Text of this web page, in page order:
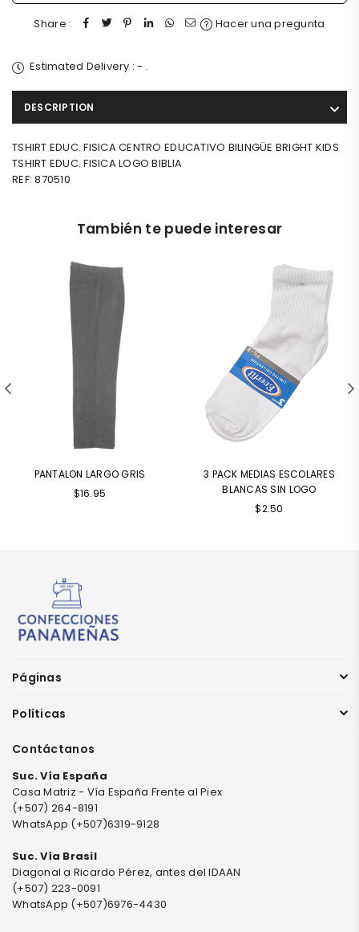
Share : Hacer una pregunta
Estimated Delivery :- .
DESCRIPTION
TSHIRT EDUC. FISICA CENTRO EDUCATIVO BILINGÜE BRIGHT KIDS
TSHIRT EDUC. FISICA LOGO BIBLIA
REF: 870510
También te puede interesar
PANTALON LARGO GRIS
$16.95
3 PACK MEDIAS ESCOLARES
BLANCAS SIN LOGO
Precio
$2.50
Páginas
Políticas
Contáctanos
Suc. Vía España
Casa Matriz - Vía España Frente al Piex
(+507) 264-8191
WhatsApp (+507)6319-9128
Suc. Vía Brasil
Diagonal a Ricardo Pérez, antes del IDAAN
(+507) 223-0091
WhatsApp (+507)6976-4430